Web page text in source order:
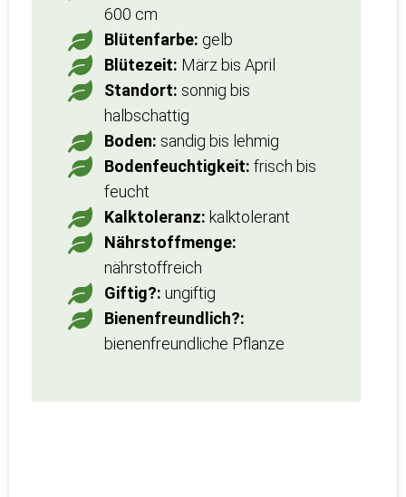
600 cm
Blütenfarbe: gelb
Blütezeit: März bis April
Standort: sonnig bis
halbschattig
Boden: sandig bis lehmig
Bodenfeuchtigkeit: frisch bis
feucht
Kalktoleranz: kalktolerant
Nährstoffmenge:
nährstoffreich
Giftig?: ungiftig
Bienenfreundlich?:
bienenfreundliche Pflanze